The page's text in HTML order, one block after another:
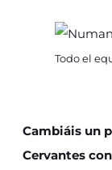
Todo el
Cambiáis un
Cervantes con